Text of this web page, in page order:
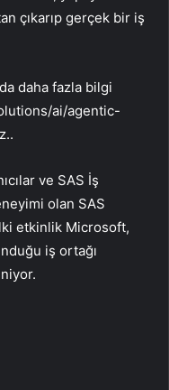
çıkarıp gerçek bir iş
daha fazla bilgi
ai/agentic-
ve SAS İş
olan SAS
etkinlik Microsoft,
iş ortağı